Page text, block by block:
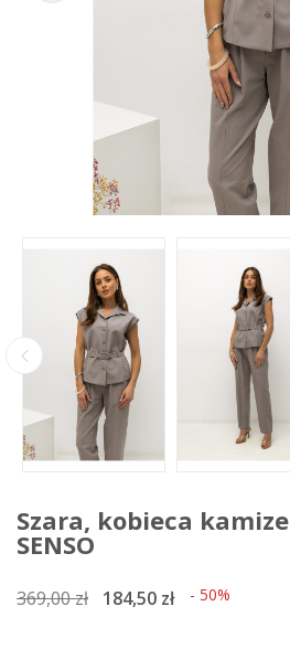
Szara, kobieca
SENSO
369,00 zł 184,50 zł - 50%